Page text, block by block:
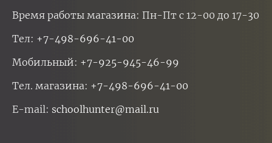
Время работы магазина: Пн-Пт с 12-00 до 17-30
Тел: +7-498-696-41-00
Мобильный: +7-925-945-46-99
Тел. магазина: +7-498-696-41-00
E-mail: schoolhunter@mail.ru